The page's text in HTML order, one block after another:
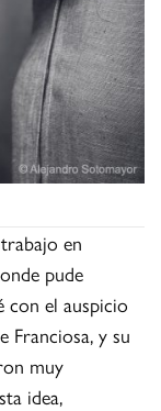
en
pude
con el auspicio
Franciosa, y su
muy
idea,